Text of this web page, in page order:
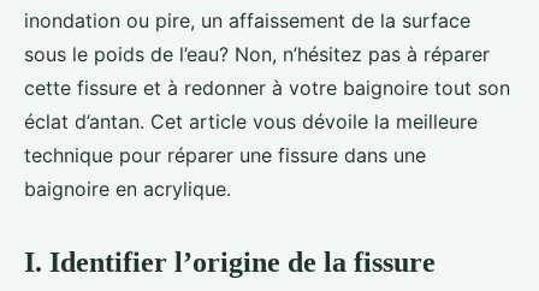
inondation ou pire, un affaissement de la surface
sous le poids de l’eau? Non, n’hésitez pas à réparer
cette fissure et à redonner à votre baignoire tout son
éclat d’antan. Cet article vous dévoile la meilleure
technique pour réparer une fissure dans une
baignoire en acrylique.
I. Identifier l’origine de la fissure